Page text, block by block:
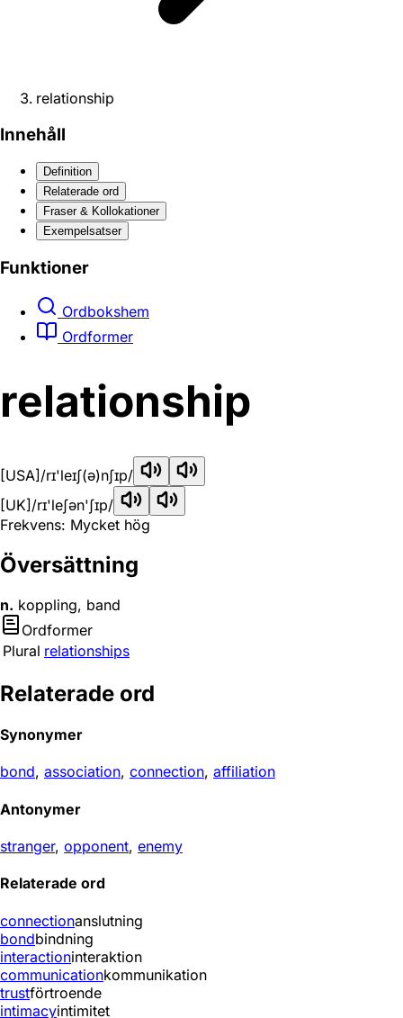
relationship
Innehåll
Definition
Relaterade ord
Fraser & Kollokationer
Exempelsatser
Funktioner
Ordbokshem
Ordformer
relationship
[USA] /rɪ'leɪʃ(ə)nʃɪp/
[UK] /rɪ'leʃən'ʃɪp/
Frekvens: Mycket hög
Översättning
n. koppling, band
Ordformer
Plural relationships
Relaterade ord
Synonymer
bond, association, connection, affiliation
Antonymer
stranger, opponent, enemy
Relaterade ord
connectionanslutning
bondbindning
interactioninteraktion
communicationkommunikation
trustförtroende
intimacyintimitet